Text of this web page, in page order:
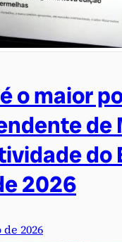
o maior
de
do
2026
2026